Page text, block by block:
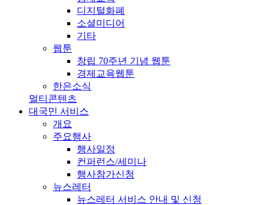
디지털화폐
소셜미디어
기타
웹툰
창립 70주년 기념 웹툰
경제교육웹툰
한은소식
멀티콘텐츠
대국민 서비스
개요
주요행사
행사일정
컨퍼런스/세미나
행사참가신청
뉴스레터
뉴스레터 서비스 안내 및 신청